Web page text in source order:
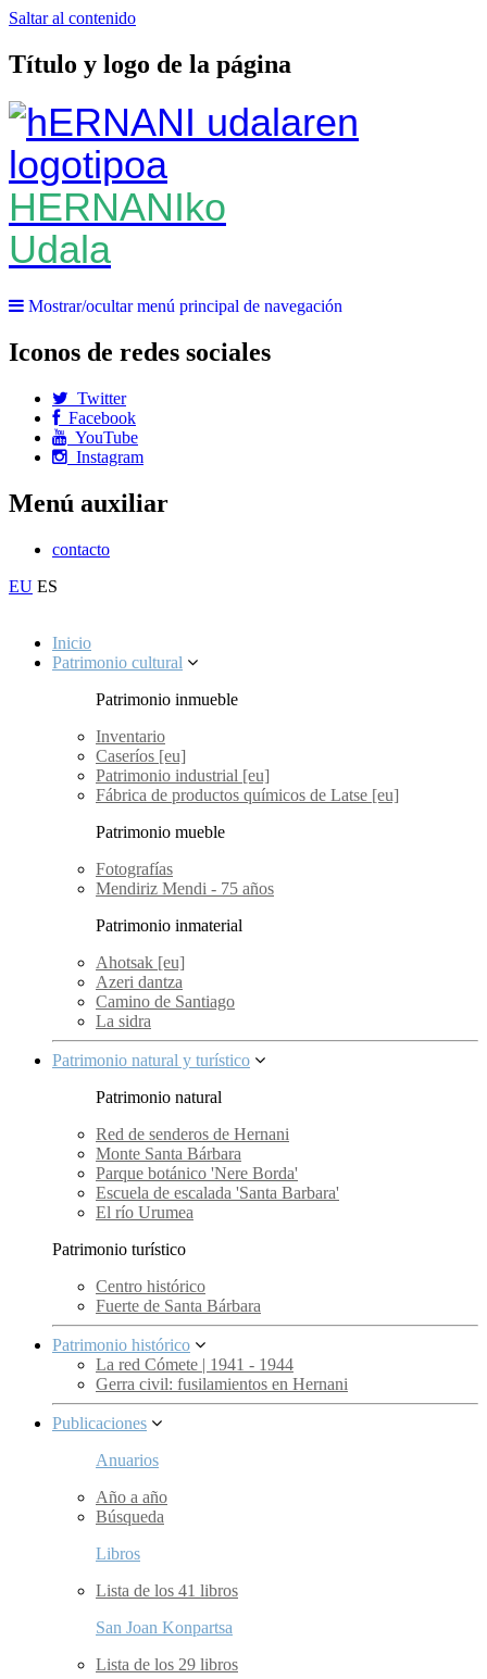
Saltar al contenido
Título y logo de la página
HERNANIko
Udala
Mostrar/ocultar menú principal de navegación
Iconos de redes sociales
Twitter
Facebook
YouTube
Instagram
Menú auxiliar
contacto
EU ES
Inicio
Patrimonio cultural
Patrimonio inmueble
Inventario
Caseríos [eu]
Patrimonio industrial [eu]
Fábrica de productos químicos de Latse [eu]
Patrimonio mueble
Fotografías
Mendiriz Mendi - 75 años
Patrimonio inmaterial
Ahotsak [eu]
Azeri dantza
Camino de Santiago
La sidra
Patrimonio natural y turístico
Patrimonio natural
Red de senderos de Hernani
Monte Santa Bárbara
Parque botánico 'Nere Borda'
Escuela de escalada 'Santa Barbara'
El río Urumea
Patrimonio turístico
Centro histórico
Fuerte de Santa Bárbara
Patrimonio histórico
La red Cómete | 1941 - 1944
Gerra civil: fusilamientos en Hernani
Publicaciones
Anuarios
Año a año
Búsqueda
Libros
Lista de los 41 libros
San Joan Konpartsa
Lista de los 29 libros